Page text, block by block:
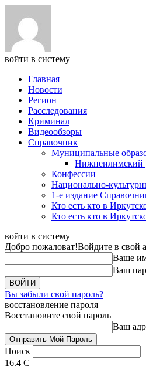
войти в систему
Главная
Новости
Регион
Расследования
Криминал
Видеообзоры
Справочник
Муниципальные
Нижнеилимский
Конфессии
Национально-
1-е издание
Кто есть кто в
Кто есть кто в
войти в систему
Добро пожаловат!Войдите в свой
Ваше
Ваш
Вы забыли свой пароль?
восстановление пароля
Восстановите свой пароль
Ваш
Поиск
16.4 C